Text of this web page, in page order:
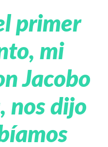
primer
mi
Jacobo
nos dijo